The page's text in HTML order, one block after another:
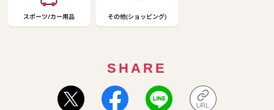
スポーツ/カー用品 その他(ショッピング)
SHARE